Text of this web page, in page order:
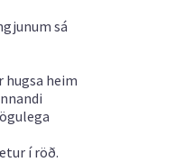
sá
hugsa heim
í röð.